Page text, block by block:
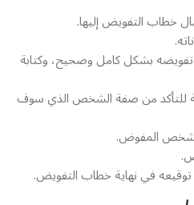
خطاب التفويض إليها.
بشكل كامل وصحيح، وكتابة
للتأكد من صفة الشخص الذي سوف
المفوض.
في نهاية خطاب التفويض.